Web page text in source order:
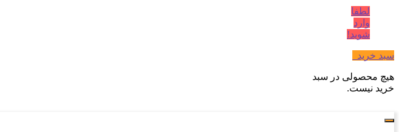
لطفا
وارد
شوید!
سبد خرید
هیچ محصولی در سبد
خرید نیست.